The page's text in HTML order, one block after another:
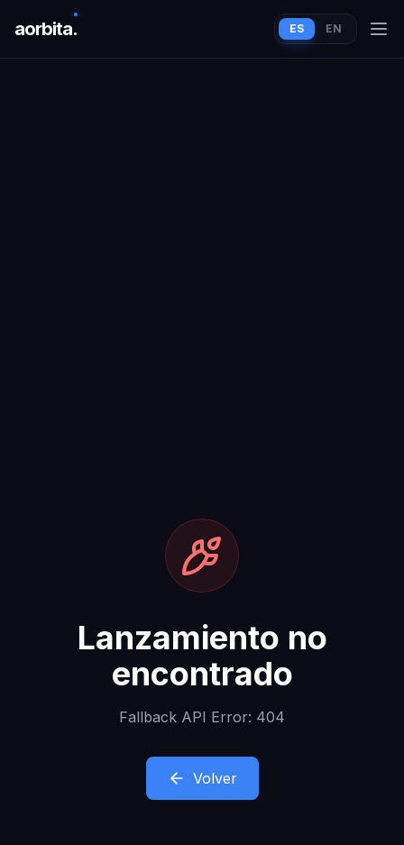
aorbita. ES EN
Lanzamiento no
encontrado
Fallback API Error: 404
Volver